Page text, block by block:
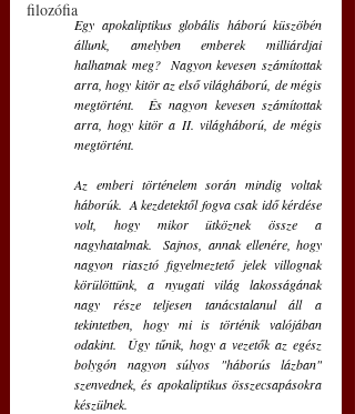
filozófia
Egy apokaliptikus globális háború küszöbén
állunk, amelyben emberek milliárdjai
halhatnak meg?  Nagyon kevesen számítottak
arra, hogy kitör az első világháború, de mégis
megtörtént.  És nagyon kevesen számítottak
arra, hogy kitör a II. világháború, de mégis
megtörtént.
Az emberi történelem során mindig voltak
háborúk.  A kezdetektől fogva csak idő kérdése
volt, hogy mikor ütköznek össze a
nagyhatalmak.  Sajnos, annak ellenére, hogy
nagyon riasztó figyelmeztető jelek villognak
körülöttünk, a nyugati világ lakosságának
nagy része teljesen tanácstalanul áll a
tekintetben, hogy mi is történik valójában
odakint.  Úgy tűnik, hogy a vezetők az egész
bolygón nagyon súlyos "háborús lázban"
szenvednek, és apokaliptikus összecsapásokra
készülnek.